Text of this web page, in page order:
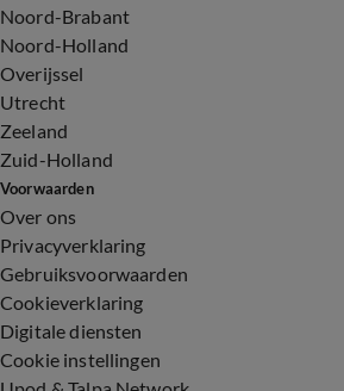
Noord-Brabant
Noord-Holland
Overijssel
Utrecht
Zeeland
Zuid-Holland
Voorwaarden
Over ons
Privacyverklaring
Gebruiksvoorwaarden
Cookieverklaring
Digitale diensten
Cookie instellingen